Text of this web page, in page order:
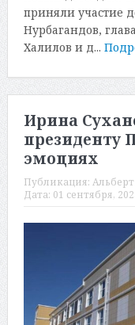
приняли участие
Нурбагандов,
Халилов и д...
Ирина
президенту
эмоциях
Публикация:
Дата: 01 сентября,